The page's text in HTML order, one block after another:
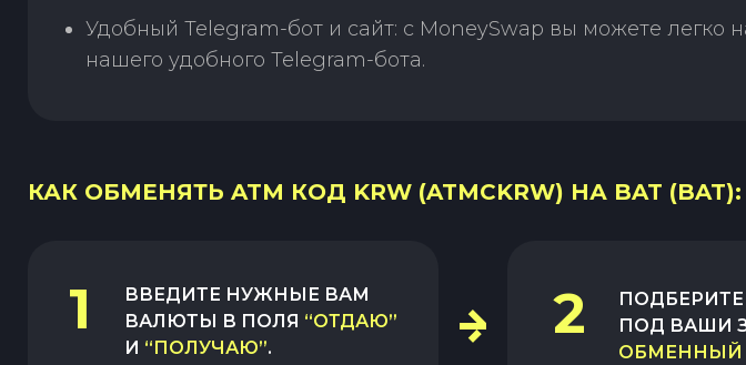
Удобный Telegram-бот и сайт: с MoneySwap вы можете
нашего удобного Telegram-бота.
КАК ОБМЕНЯТЬ ATM КОД KRW (ATMCKRW) НА BAT (BAT):
1
ВВЕДИТЕ НУЖНЫЕ ВАМ
ВАЛЮТЫ В ПОЛЯ “ОТДАЮ”
И “ПОЛУЧАЮ”.
2
ПОД ВАШИ
ОБМЕННЫЙ